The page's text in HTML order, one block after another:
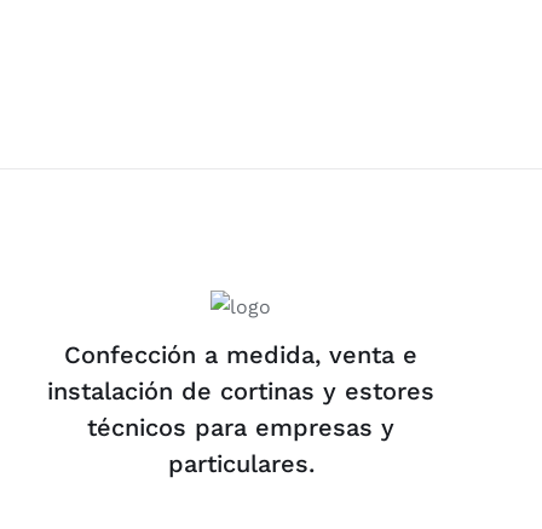
Confección a medida, venta e
instalación de cortinas y estores
técnicos para empresas y
particulares.